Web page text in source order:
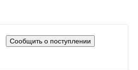
Сообщить о поступлении